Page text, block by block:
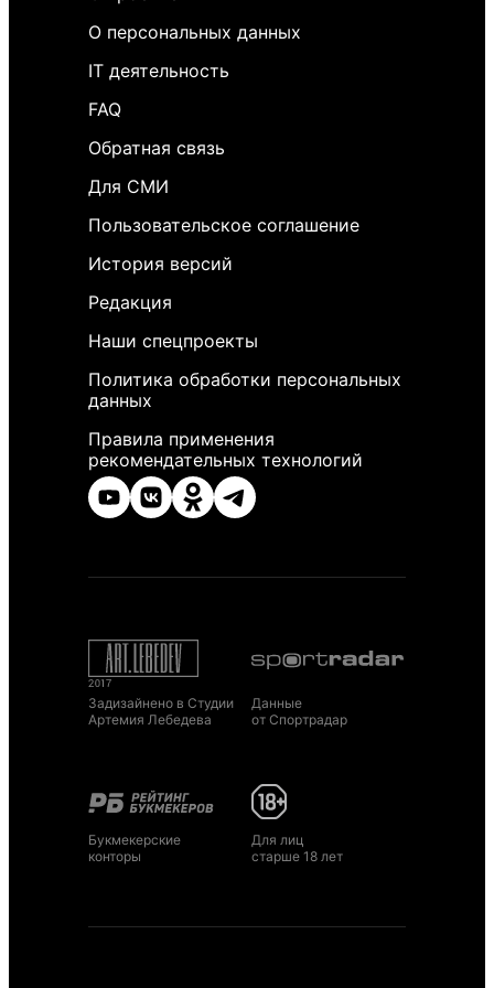
О персональных данных
IT деятельность
FAQ
Обратная связь
Для СМИ
Пользовательское соглашение
История версий
Редакция
Наши спецпроекты
Политика обработки персональных
данных
Правила применения
рекомендательных технологий
Задизайнено в Студии
Артемия Лебедева
Данные
от Спортрадар
Букмекерские
конторы
Для лиц
старше 18 лет